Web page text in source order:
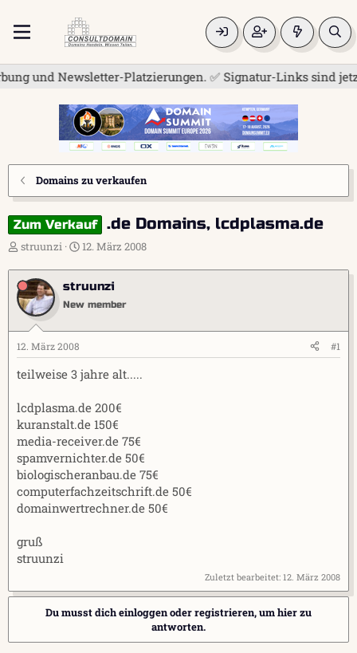
Newsletter-Platzierungen. ✅ Signatur-Links sind jetzt
Domains zu verkaufen
Zum Verkauf .de Domains, lcdplasma.de
E
s
t
e
l
e
r
struunzi
E
s
t
e
l
a
m
12. März 2008
struunzi
New member
12. März 2008 #1
teilweise 3 jahre alt.....
lcdplasma.de 200€
kuranstalt.de 150€
media-receiver.de 75€
spamvernichter.de 50€
biologischeranbau.de 75€
computerfachzeitschrift.de 50€
domainwertrechner.de 50€
gruß
struunzi
Zuletzt bearbeitet: 12. März 2008
Du musst dich einloggen oder registrieren, um hier zu
antworten.